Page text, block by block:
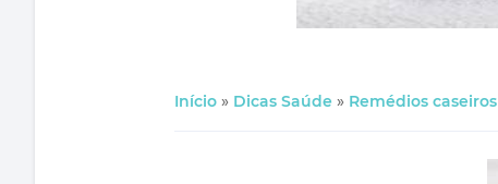
Início » Dicas Saúde » Remédios caseiros